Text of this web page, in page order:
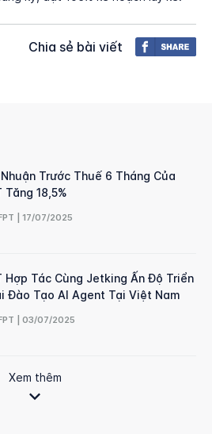
Chia sẻ bài viết
Trước Thuế 6 Tháng Của
Tăng 18,5%
| 17/07/2025
Hợp Tác Cùng Jetking Ấn Độ Triển
Đào Tạo AI Agent Tại Việt Nam
| 03/07/2025
Xem thêm